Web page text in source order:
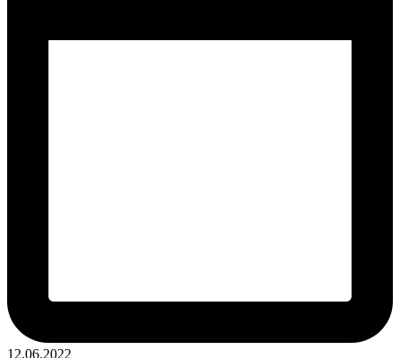
12.06.2022